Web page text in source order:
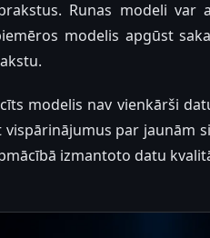
Runas modeli var
modelis apgūst
modelis nav vienkārši
par jaunām
izmantoto datu